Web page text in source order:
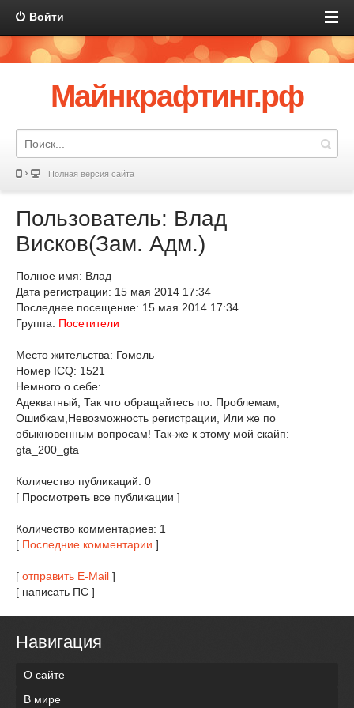
Войти
Майнкрафтинг.рф
Полная версия сайта
Пользователь: Влад
Висков(Зам. Адм.)
Полное имя: Влад
Дата регистрации: 15 мая 2014 17:34
Последнее посещение: 15 мая 2014 17:34
Группа: Посетители
Место жительства: Гомель
Номер ICQ: 1521
Немного о себе:
Адекватный, Так что обращайтесь по: Проблемам,
Ошибкам,Невозможность регистрации, Или же по
обыкновенным вопросам! Так-же к этому мой скайп:
gta_200_gta
Количество публикаций: 0
[ Просмотреть все публикации ]
Количество комментариев: 1
[ Последние комментарии ]
[ отправить E-Mail ]
[ написать ПС ]
Навигация
О сайте
В мире